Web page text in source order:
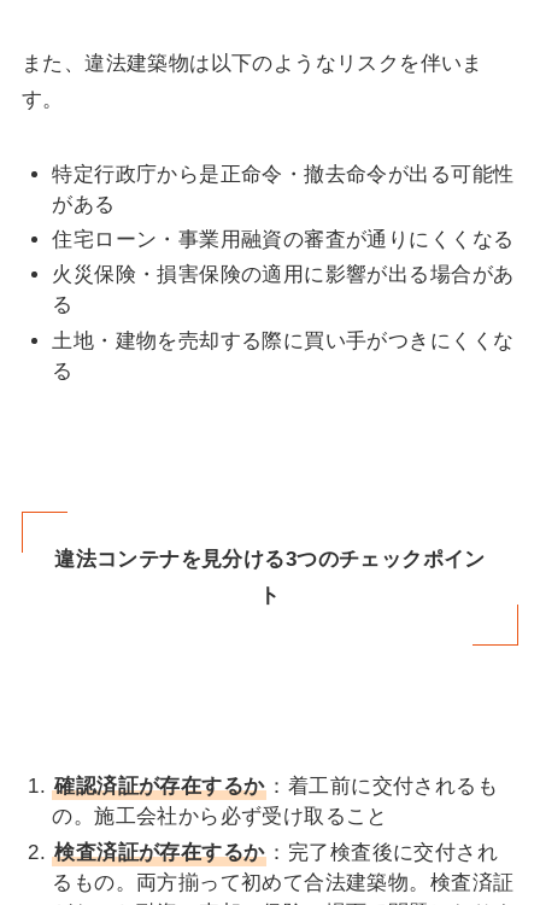
また、違法建築物は以下のようなリスクを伴いま
す。
特定行政庁から是正命令・撤去命令が出る可能性
がある
住宅ローン・事業用融資の審査が通りにくくなる
火災保険・損害保険の適用に影響が出る場合があ
る
土地・建物を売却する際に買い手がつきにくくな
る
違法コンテナを見分ける3つのチェックポイン
ト
確認済証が存在するか ：着工前に交付されるも
の。施工会社から必ず受け取ること
検査済証が存在するか ：完了検査後に交付され
るもの。両方揃って初めて合法建築物。検査済証